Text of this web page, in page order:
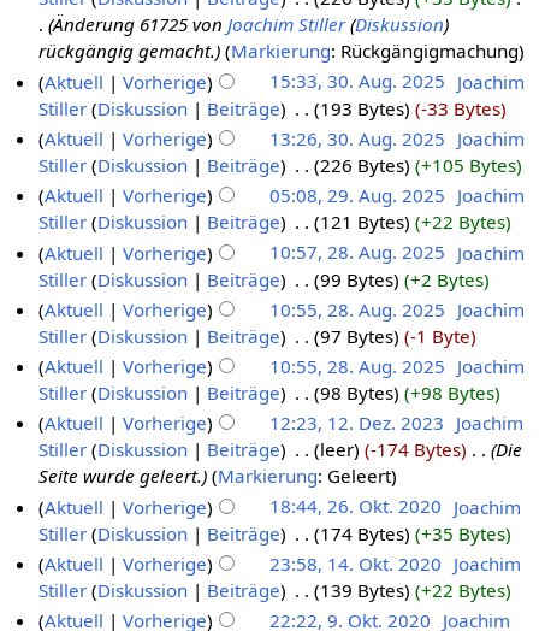
Änderung 61725 vonJoachim Stiller(Diskussion)
rückgängig gemacht.
Markierung: Rückgängigmachung
Aktuell
Vorherige 15:33, 30. Aug. 2025 Joachim
Stiller Diskussion Beiträge 193 Bytes
-33 Bytes
Aktuell
Vorherige 13:26, 30. Aug. 2025 Joachim
Stiller Diskussion Beiträge 226 Bytes
+105 Bytes
Aktuell
Vorherige 05:08, 29. Aug. 2025 Joachim
Stiller Diskussion Beiträge 121 Bytes
+22 Bytes
Aktuell
Vorherige 10:57, 28. Aug. 2025 Joachim
Stiller Diskussion Beiträge 99 Bytes
+2 Bytes
Aktuell
Vorherige 10:55, 28. Aug. 2025 Joachim
Stiller Diskussion Beiträge 97 Bytes
-1 Byte
Aktuell
Vorherige 10:55, 28. Aug. 2025 Joachim
Stiller Diskussion Beiträge 98 Bytes
+98 Bytes
Aktuell
Vorherige 12:23, 12. Dez. 2023 Joachim
Stiller Diskussion Beiträge leer -174 Bytes
Die
Seite wurde geleert.
Markierung: Geleert
Aktuell
Vorherige 18:44, 26. Okt. 2020 Joachim
Stiller Diskussion Beiträge 174 Bytes
+35 Bytes
Aktuell
Vorherige 23:58, 14. Okt. 2020 Joachim
Stiller Diskussion Beiträge 139 Bytes
+22 Bytes
Aktuell
Vorherige 22:22, 9. Okt. 2020 Joachim